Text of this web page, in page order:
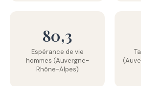
80,3
Espérance de vie
hommes (Auvergne-
Rhône-Alpes)